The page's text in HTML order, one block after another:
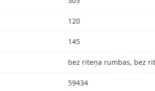
120
145
bez riteņa rumbas, bez
59434